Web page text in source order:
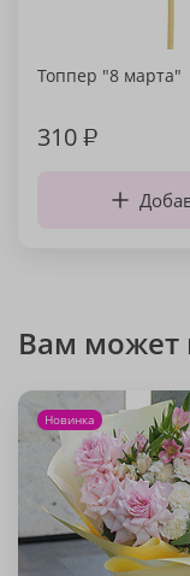
Топпер "8 марта"
310₽
Вам может
Новинка